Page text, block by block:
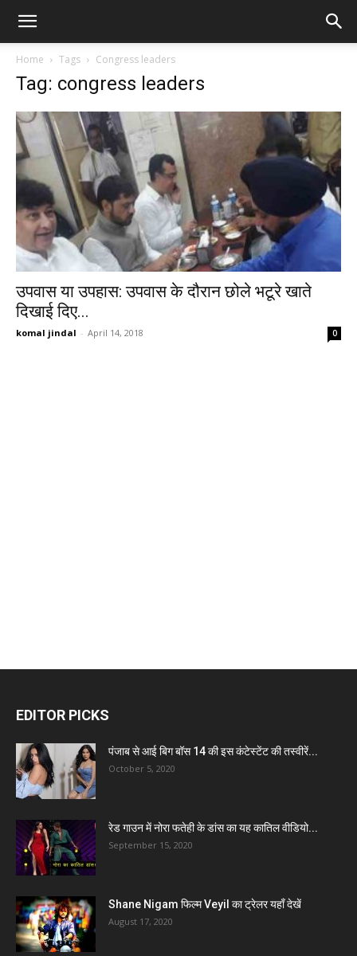
Home Tags Congress leaders
Tag: congress leaders
उपवास या उपहास: उपवास के दौरान छोले भटूरे खाते
दिखाई दिए...
komal jindal - April 14, 2018 0
EDITOR PICKS
पंजाब से आई बिग बॉस 14 की इस कंटेस्टेंट की तस्वीरें...
October 5, 2020
रेड गाउन में नोरा फतेही के डांस का यह कातिल वीडियो...
September 15, 2020
Shane Nigam फिल्म Veyil का ट्रेलर यहाँ देखें
August 17, 2020